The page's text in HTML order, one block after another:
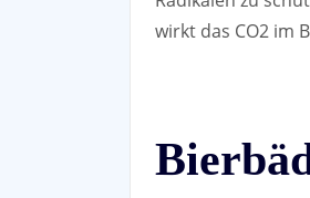
wirkt das CO2 im